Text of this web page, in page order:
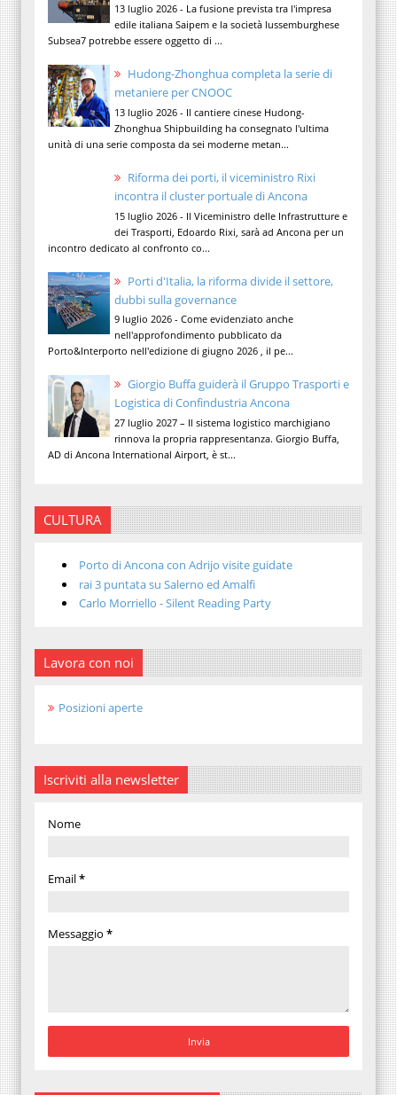
13 luglio 2026 - La fusione prevista tra l'impresa
edile italiana Saipem e la società lussemburghese
Subsea7 potrebbe essere oggetto di ...
Hudong-Zhonghua completa la serie di
metaniere per CNOOC
13 luglio 2026 - Il cantiere cinese Hudong-
Zhonghua Shipbuilding ha consegnato l'ultima
unità di una serie composta da sei moderne metan...
Riforma dei porti, il viceministro Rixi
incontra il cluster portuale di Ancona
15 luglio 2026 - Il Viceministro delle Infrastrutture e
dei Trasporti, Edoardo Rixi, sarà ad Ancona per un
incontro dedicato al confronto co...
Porti d'Italia, la riforma divide il settore,
dubbi sulla governance
9 luglio 2026 - Come evidenziato anche
nell'approfondimento pubblicato da
Porto&Interporto nell'edizione di giugno 2026 , il pe...
Giorgio Buffa guiderà il Gruppo Trasporti e
Logistica di Confindustria Ancona
27 luglio 2027 – Il sistema logistico marchigiano
rinnova la propria rappresentanza. Giorgio Buffa,
AD di Ancona International Airport, è st...
CULTURA
Porto di Ancona con Adrijo visite guidate
rai 3 puntata su Salerno ed Amalfi
Carlo Morriello - Silent Reading Party
Lavora con noi
Posizioni aperte
Iscriviti alla newsletter
Nome
Email*
Messaggio *